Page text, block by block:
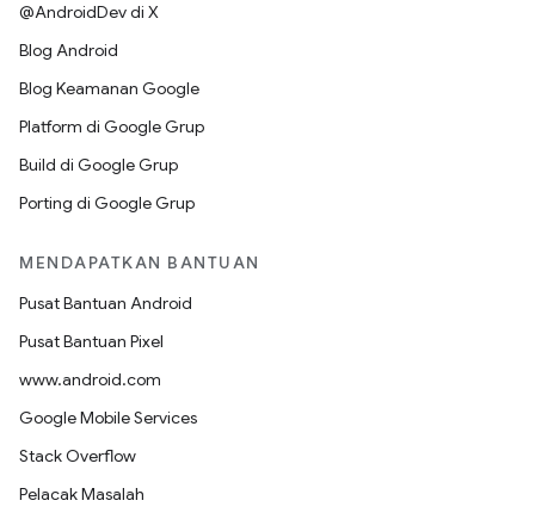
@AndroidDev di X
Blog Android
Blog Keamanan Google
Platform di Google Grup
Build di Google Grup
Porting di Google Grup
MENDAPATKAN BANTUAN
Pusat Bantuan Android
Pusat Bantuan Pixel
www.android.com
Google Mobile Services
Stack Overflow
Pelacak Masalah